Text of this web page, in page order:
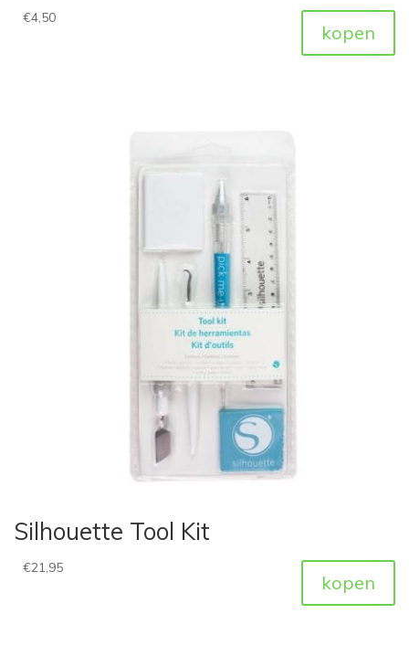
€4,50
kopen
Silhouette Tool Kit
€21,95
kopen